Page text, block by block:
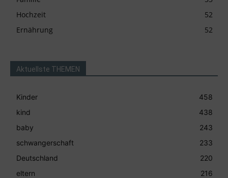
Hochzeit
52
Ernährung
52
Aktuellste THEMEN
Kinder
458
kind
438
baby
243
schwangerschaft
233
Deutschland
220
eltern
216